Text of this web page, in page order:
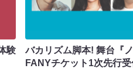
験
バカリズム脚本! 舞台『
FANYチケット1次先行